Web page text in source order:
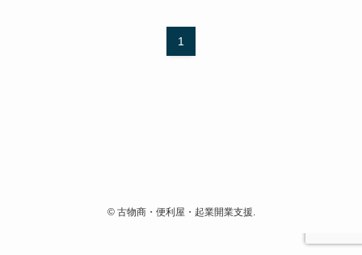
1
©古物商・便利屋・起業開業支援.